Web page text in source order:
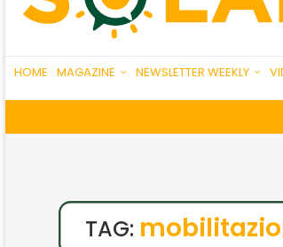
HOME MAGAZINE NEWSLETTER WEEKLY
TAG: